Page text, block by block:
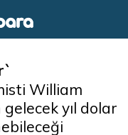
William
gelecek yıl dolar